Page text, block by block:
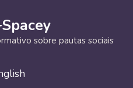
sobre pautas sociais